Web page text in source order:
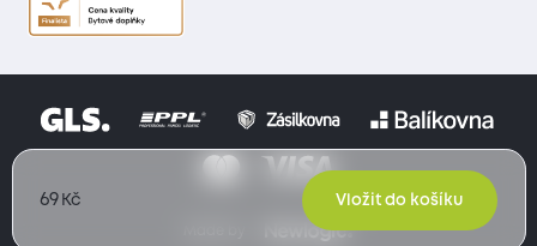
69 Kč Vložit do košíku